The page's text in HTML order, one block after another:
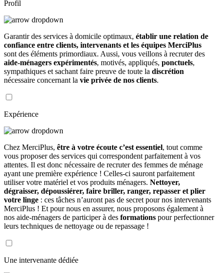
Profil
Garantir des services à domicile optimaux, établir une relation de
confiance entre clients, intervenants et les équipes MerciPlus
sont des éléments primordiaux. Aussi, vous veillons à recruter des
aide-ménagers expérimentés, motivés, appliqués, ponctuels,
sympathiques et sachant faire preuve de toute la discrétion
nécessaire concernant la vie privée de nos clients.
Expérience
Chez MerciPlus, être à votre écoute c’est essentiel, tout comme
vous proposer des services qui correspondent parfaitement à vos
attentes. Il est donc nécessaire de recruter des femmes de ménage
ayant une première expérience ! Celles-ci sauront parfaitement
utiliser votre matériel et vos produits ménagers. Nettoyer,
dégraisser, dépoussiérer, faire briller, ranger, repasser et plier
votre linge : ces tâches n’auront pas de secret pour nos intervenants
MerciPlus ! Et pour nous en assurer, nous proposons également à
nos aide-ménagers de participer à des formations pour perfectionner
leurs techniques de nettoyage ou de repassage !
Une intervenante dédiée